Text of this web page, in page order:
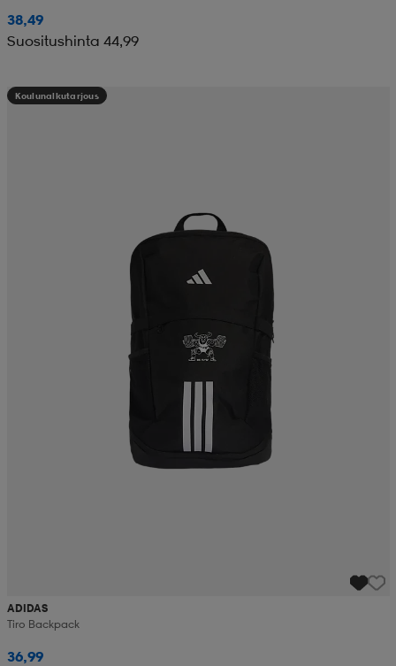
38,49
Suositushinta 44,99
Koulunalkutarjous
ADIDAS
Tiro Backpack
36,99